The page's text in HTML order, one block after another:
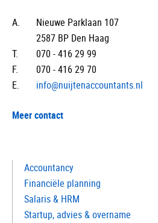
A.
Nieuwe Parklaan 107
2587 BP Den Haag
T.
070 - 416 29 99
F.
070 - 416 29 70
E.
info@nuijtenaccountants.nl
Meer contact
Accountancy
Financiële planning
Salaris & HRM
Startup, advies & overname